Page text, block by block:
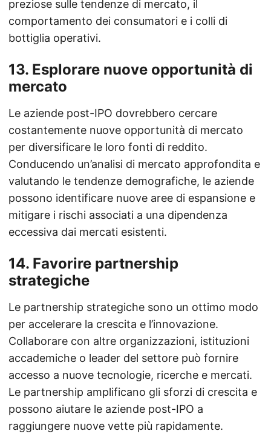
preziose sulle tendenze di mercato, il
comportamento dei consumatori e i colli di
bottiglia operativi.
13. Esplorare nuove opportunità di
mercato
Le aziende post-IPO dovrebbero cercare
costantemente nuove opportunità di mercato
per diversificare le loro fonti di reddito.
Conducendo un’analisi di mercato approfondita e
valutando le tendenze demografiche, le aziende
possono identificare nuove aree di espansione e
mitigare i rischi associati a una dipendenza
eccessiva dai mercati esistenti.
14. Favorire partnership
strategiche
Le partnership strategiche sono un ottimo modo
per accelerare la crescita e l’innovazione.
Collaborare con altre organizzazioni, istituzioni
accademiche o leader del settore può fornire
accesso a nuove tecnologie, ricerche e mercati.
Le partnership amplificano gli sforzi di crescita e
possono aiutare le aziende post-IPO a
raggiungere nuove vette più rapidamente.